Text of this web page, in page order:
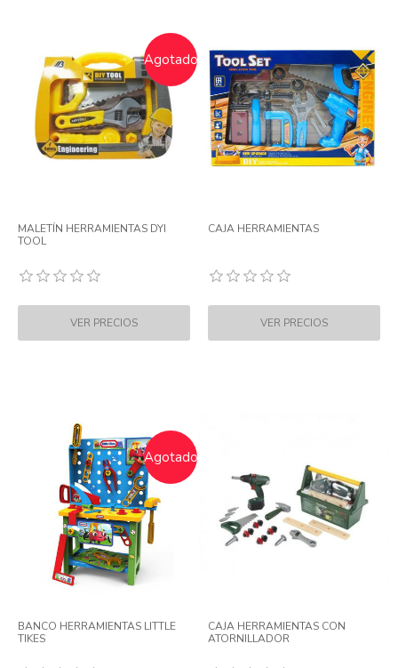
Agotado
MALETÍN HERRAMIENTAS DYI
TOOL
CAJA HERRAMIENTAS
Agotado
BANCO HERRAMIENTAS LITTLE
TIKES
CAJA HERRAMIENTAS CON
ATORNILLADOR